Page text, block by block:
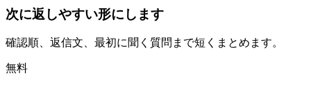
次に返しやすい形にします
確認順、返信文、最初に聞く質問まで短くまとめます。
無料